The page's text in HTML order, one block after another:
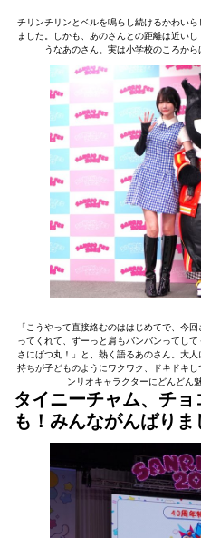
チリンチリンとベルを鳴らし続けるかわい
ました。しかも、あのさんとの距離は近い
うなあのさん。実は小学校のころか
「こうやって直接絡むのははじめてで、今
ってくれて、ずーっと肩もバンバンってし
さにばつ丸！」と、熱く語るあのさん。大
持ちが子どものようにワクワク、ドキドキ
ンリオキャラクターにどんどん
タイニーチャム、チ
も！みんながんばりま